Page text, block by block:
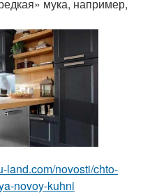
мука, например,
land.com/novosti/chto-
novoy-kuhni